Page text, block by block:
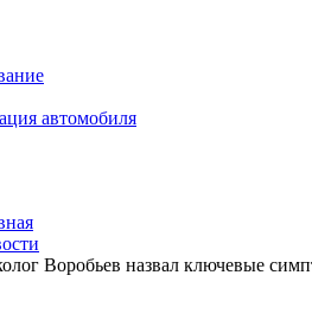
автомобиля
Воробьев назвал ключевые